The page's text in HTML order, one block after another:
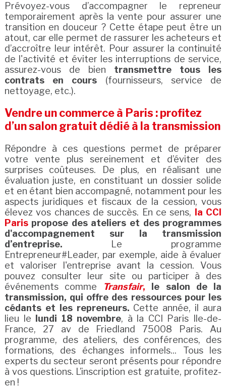
Prévoyez-vous d’accompagner le repreneur
temporairement après la vente pour assurer une
transition en douceur ? Cette étape peut être un
atout, car elle permet de rassurer les acheteurs et
d’accroître leur intérêt. Pour assurer la continuité
de l'activité et éviter les interruptions de service,
assurez-vous de bien transmettre tous les
contrats en cours (fournisseurs, service de
nettoyage, etc.).
Vendre un commerce à Paris : profitez
d’un salon gratuit dédié à la transmission
Répondre à ces questions permet de préparer
votre vente plus sereinement et d’éviter des
surprises coûteuses. De plus, en réalisant une
évaluation juste, en constituant un dossier solide
et en étant bien accompagné, notamment pour les
aspects juridiques et fiscaux de la cession, vous
élevez vos chances de succès. En ce sens,
la CCI
Parispropose des ateliers et des programmes
d'accompagnement sur la transmission
d’entreprise. Le programme
Entrepreneur#Leader, par exemple, aide à évaluer
et valoriser l'entreprise avant la cession. Vous
pouvez consulter leur site ou participer à des
événements comme
Transfair, le salon de la
transmission, qui offre des ressources pour les
cédants et les repreneurs. Cette année, il aura
lieu le
lundi 18 novembre, à la CCI Paris Ile-de-
France, 27 av de Friedland 75008 Paris. Au
programme, des ateliers, des conférences, des
formations, des échanges informels... Tous les
experts du secteur seront présents pour répondre
à vos questions. L’inscription est gratuite, profitez-
en !